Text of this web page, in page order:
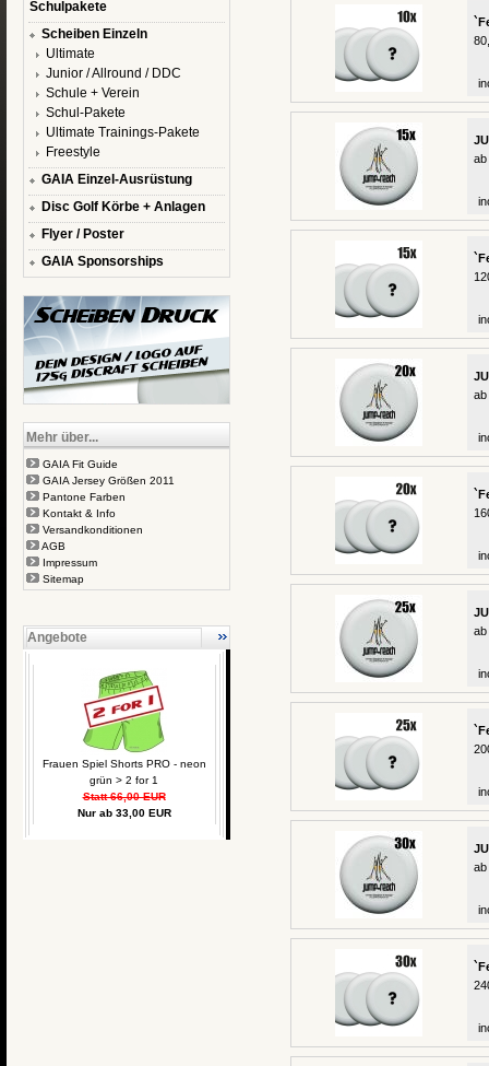
Schulpakete
Scheiben Einzeln
Ultimate
Junior / Allround / DDC
Schule + Verein
Schul-Pakete
Ultimate Trainings-Pakete
Freestyle
GAIA Einzel-Ausrüstung
Disc Golf Körbe + Anlagen
Flyer / Poster
GAIA Sponsorships
Mehr über...
GAIA Fit Guide
GAIA Jersey Größen 2011
Pantone Farben
Kontakt & Info
Versandkonditionen
AGB
Impressum
Sitemap
Angebote
Frauen Spiel Shorts PRO - neon
grün > 2 for 1
Statt 66,00 EUR
Nur ab 33,00 EUR
ab
ab
ab
ab